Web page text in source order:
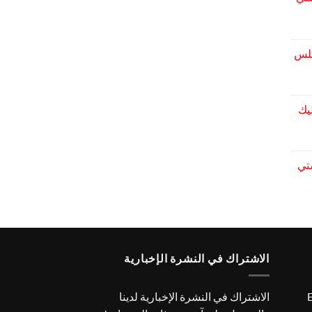
الاشتراك في النشرة الإخبارية
الاشتراك في النشرة الإخبارية لدينا